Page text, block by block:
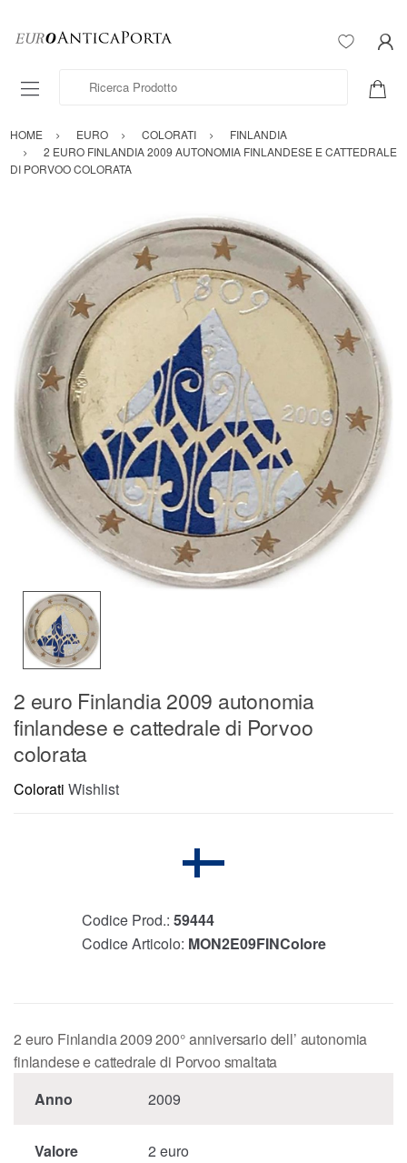
Ricerca Prodotto
HOME EURO COLORATI
FINLANDIA
2 EURO FINLANDIA 2009 AUTONOMIA FINLANDESE E CATTEDRALE
DI PORVOO COLORATA
2 euro Finlandia 2009 autonomia
finlandese e cattedrale di Porvoo
colorata
Colorati Wishlist
Codice Prod.: 59444
Codice Articolo: MON2E09FINColore
2 euro Finlandia 2009 200° anniversario dell’ autonomia
finlandese e cattedrale di Porvoo smaltata
Anno
2009
Valore 2 euro